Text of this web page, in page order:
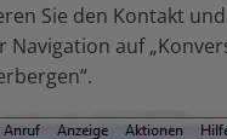
Sie den Kontakt
auf